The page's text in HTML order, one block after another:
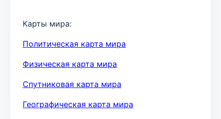
Карты мира:
Политическая карта мира
Физическая карта мира
Спутниковая карта мира
Географическая карта мира